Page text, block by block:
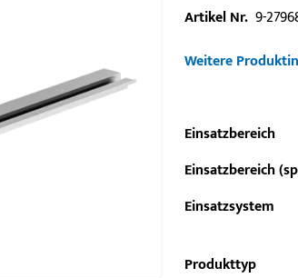
Artikel Nr. 9-
Weitere
Einsatzbereich
Einsatzbereich
Einsatzsystem
Produkttyp